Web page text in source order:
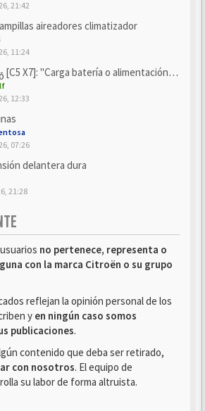
21:42
aireadores climatizador
11:24
X7]: "Carga batería o alimentación eléctri...
12:33
07:26
delantera dura
21:28
no pertenece, representa o
con la marca Citroën o su grupo
reflejan la opinión personal de los
y en ningún caso somos
publicaciones.
contenido que deba ser retirado,
con nosotros. El equipo de
su labor de forma altruista.